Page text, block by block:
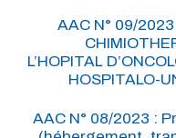
AAC N° 09/2023
L’HOPITAL
HOSPITALO-
AAC N° 08/2023 :